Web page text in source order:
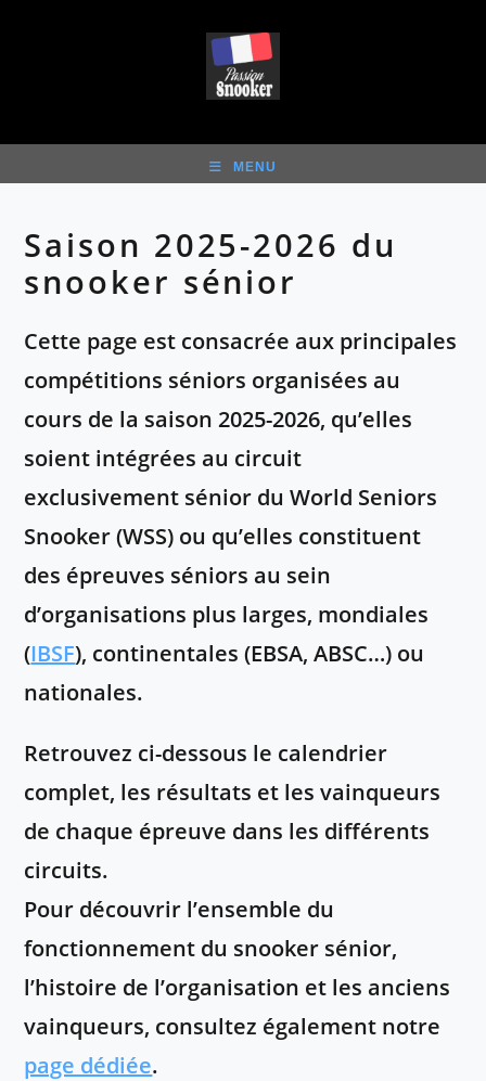
MENU
Saison 2025-2026 du
snooker sénior
Cette page est consacrée aux principales
compétitions séniors organisées au
cours de la saison 2025-2026, qu’elles
soient intégrées au circuit
exclusivement sénior duWorld Seniors
Snooker(WSS) ou qu’elles constituent
des épreuves séniors au sein
d’organisations plus larges, mondiales
(IBSF), continentales (EBSA, ABSC…) ou
nationales.
Retrouvez ci-dessous le calendrier
complet, les résultats et les vainqueurs
de chaque épreuve dans les différents
circuits.
Pour découvrir l’ensemble du
fonctionnement du snooker sénior,
l’histoire de l’organisation et les anciens
vainqueurs, consultez également notre
page dédiée.